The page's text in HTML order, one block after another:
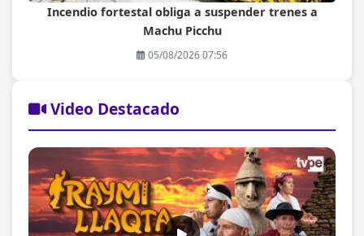
Incendio fortestal obliga a suspender trenes a
Machu Picchu
05/08/2026 07:56
Video Destacado